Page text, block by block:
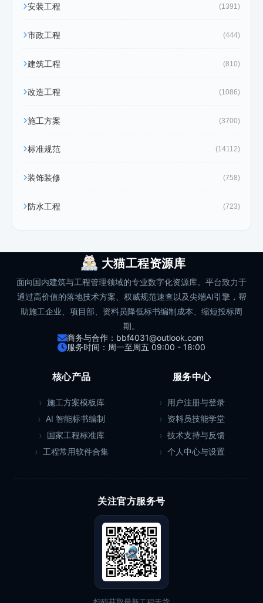
安装工程 (1391)
市政工程 (444)
建筑工程 (810)
改造工程 (1086)
施工方案 (3700)
标准规范 (14112)
装饰装修 (758)
防水工程 (723)
大猫工程资源库
面向国内建筑与工程管理领域的专业数字化资源库。平台致力于
通过高价值的落地技术方案、权威规范速查以及尖端AI引擎，帮
助施工企业、项目部、资料员降低标书编制成本、缩短投标周
期。
商务与合作：bbf4031@outlook.com
服务时间：周一至周五 09:00 - 18:00
核心产品
施工方案模板库
AI 智能标书编制
国家工程标准库
工程常用软件合集
服务中心
用户注册与登录
资料员技能学堂
技术支持与反馈
个人中心与设置
关注官方服务号